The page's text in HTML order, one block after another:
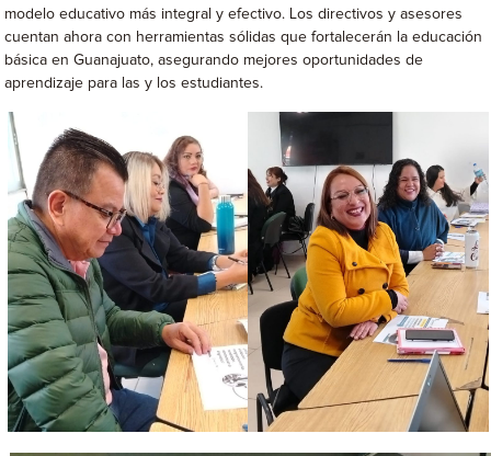
modelo educativo más integral y efectivo. Los directivos y asesores
cuentan ahora con herramientas sólidas que fortalecerán la educación
básica en Guanajuato, asegurando mejores oportunidades de
aprendizaje para las y los estudiantes.